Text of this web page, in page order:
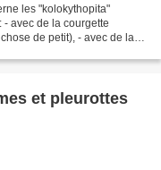
les "kolokythopita"
avec de la courgette
de petit), - avec de la
et pleurottes